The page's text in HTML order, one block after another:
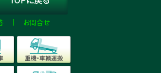
お問合せ
重機・車輌運搬